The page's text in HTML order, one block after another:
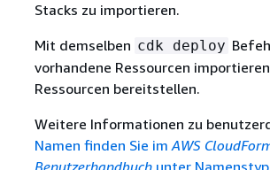
Stacks zu importieren.
Mit demselben cdk deploy
vorhandene Ressourcen
Ressourcen bereitstellen.
Weitere Informationen zu
Namen finden Sie imAWS